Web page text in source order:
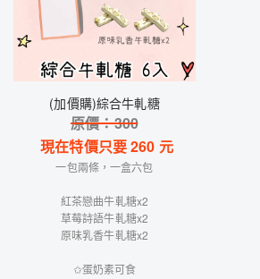
(加價購)綜合牛軋糖
原價：300
現在特價只要260 元
一包兩條，一盒六包
紅茶戀曲牛軋糖x2
草莓詩語牛軋糖x2
原味乳香牛軋糖x2
✩蛋奶素可食